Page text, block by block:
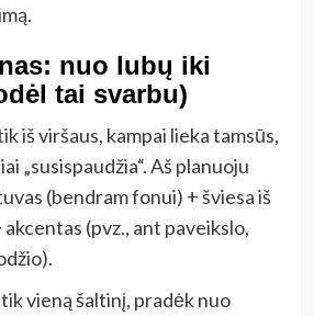
nuo lubų iki
tai svarbu)
iš viršaus, kampai lieka tamsūs,
„susispaudžia“. Aš planuoju
(bendram fonui) + šviesa iš
(pvz., ant paveikslo,
vieną šaltinį, pradėk nuo